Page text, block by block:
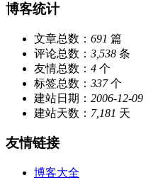
博客统计
文章总数： 691 篇
评论总数： 3,538 条
友情总数： 4 个
标签总数： 337个
建站日期： 2006-12-09
建站天数： 7,181 天
友情链接
博客大全